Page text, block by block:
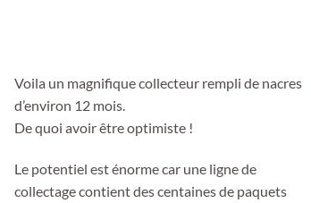
Voila un magnifique collecteur rempli de nacres
d’environ 12 mois.
De quoi avoir être optimiste !
Le potentiel est énorme car une ligne de
collectage contient des centaines de paquets